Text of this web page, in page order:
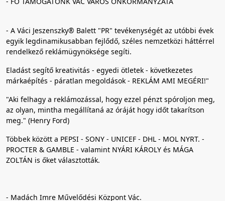
- A Váci Jeszenszky® Balett "PR" tevékenységét az utóbbi évek
egyik legdinamikusabban fejlődő, széles nemzetközi háttérrel
rendelkező reklámügynöksége segíti.
Eladást segítő kreativitás - egyedi ötletek - következetes
márkaépítés - páratlan megoldások - REKLÁM AMI MEGÉRI!"
"Aki felhagy a reklámozással, hogy ezzel pénzt spóroljon meg,
az olyan, mintha megállítaná az óráját hogy időt takarítson
meg." (Henry Ford)
Többek között a PEPSI - SONY - UNICEF - DHL - MOL NYRT. -
PROCTER & GAMBLE - valamint NYÁRI KÁROLY és MÁGA
ZOLTÁN is őket választották.
- Madách Imre Művelődési Központ Vác.